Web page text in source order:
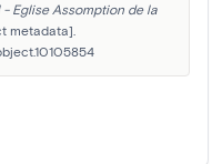
Eglise Assomption de la
metadata].